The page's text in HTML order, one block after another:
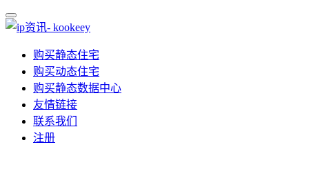
购买静态住宅
购买动态住宅
购买静态数据中心
友情链接
联系我们
注册